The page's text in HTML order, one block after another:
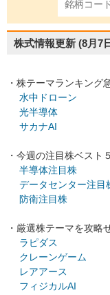
株式情報更新 (8月7
・株テーマランキング
水中ドローン
光半導体
サカナAI
・今週の注目株ベスト５
半導体注目株
データセンター注目
防衛注目株
・厳選株テーマを攻略
ラピダス
クレーンゲーム
レアアース
フィジカルAI